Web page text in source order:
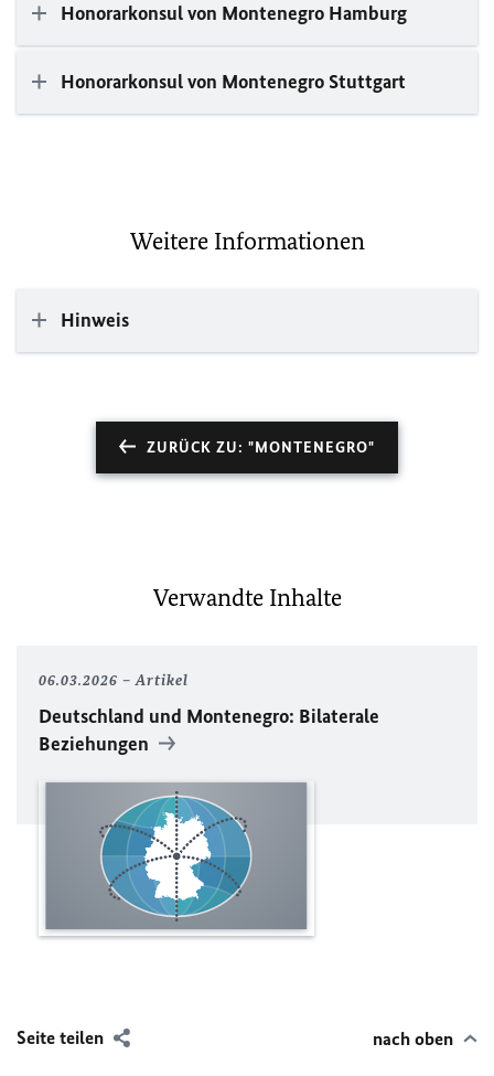
Honorarkonsul von Montenegro Hamburg
Honorarkonsul von Montenegro Stuttgart
Weitere Informationen
Hinweis
ZURÜCK ZU: "MONTENEGRO"
Verwandte Inhalte
06.03.2026 Artikel
Deutschland und Montenegro: Bilaterale
Beziehungen
Seite teilen nach oben